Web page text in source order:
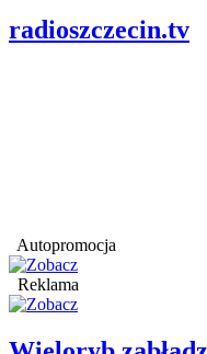
radioszczecin.tv
Autopromocja
Reklama